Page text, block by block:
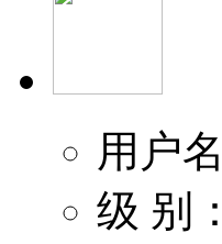
用户
级 别